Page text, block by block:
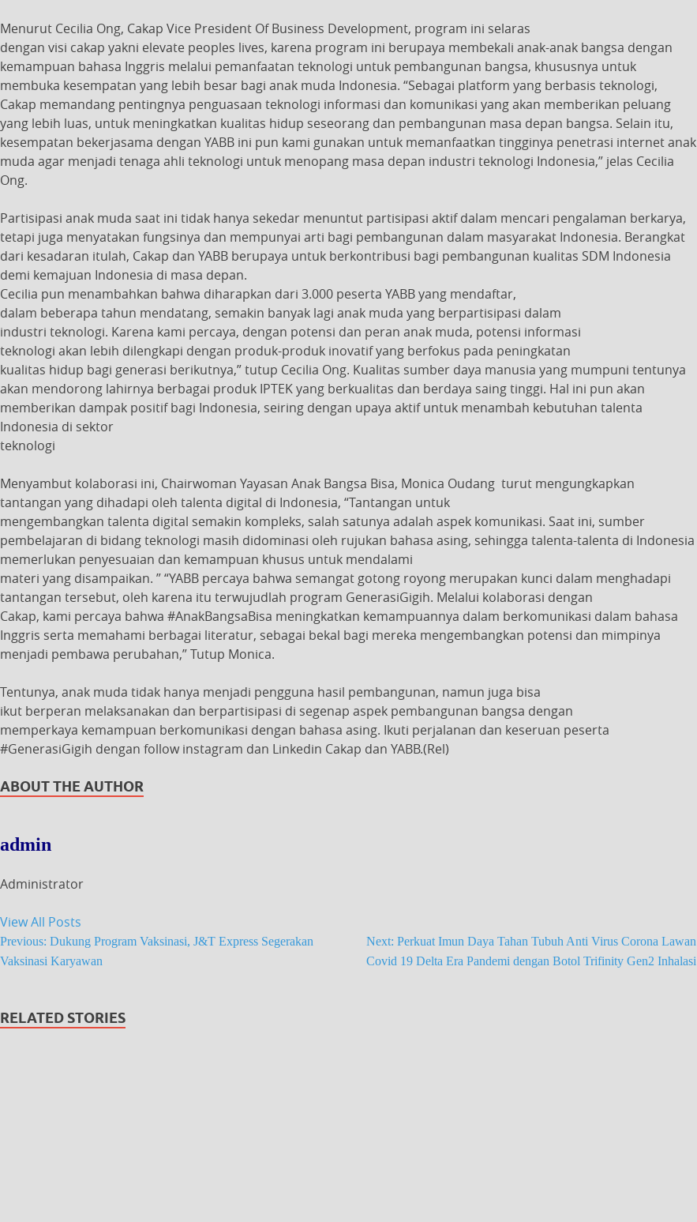
Menurut Cecilia Ong, Cakap Vice President Of Business Development, program ini selaras
dengan visi cakap yakni elevate peoples lives, karena program ini berupaya membekali anak-anak bangsa dengan
kemampuan bahasa Inggris melalui pemanfaatan teknologi untuk pembangunan bangsa, khususnya untuk
membuka kesempatan yang lebih besar bagi anak muda Indonesia. “Sebagai platform yang berbasis teknologi,
Cakap memandang pentingnya penguasaan teknologi informasi dan komunikasi yang akan memberikan peluang
yang lebih luas, untuk meningkatkan kualitas hidup seseorang dan pembangunan masa depan bangsa. Selain itu,
kesempatan bekerjasama dengan YABB ini pun kami gunakan untuk memanfaatkan tingginya penetrasi internet anak
muda agar menjadi tenaga ahli teknologi untuk menopang masa depan industri teknologi Indonesia,” jelas Cecilia
Ong.
Partisipasi anak muda saat ini tidak hanya sekedar menuntut partisipasi aktif dalam mencari pengalaman berkarya,
tetapi juga menyatakan fungsinya dan mempunyai arti bagi pembangunan dalam masyarakat Indonesia. Berangkat
dari kesadaran itulah, Cakap dan YABB berupaya untuk berkontribusi bagi pembangunan kualitas SDM Indonesia
demi kemajuan Indonesia di masa depan.
Cecilia pun menambahkan bahwa diharapkan dari 3.000 peserta YABB yang mendaftar,
dalam beberapa tahun mendatang, semakin banyak lagi anak muda yang berpartisipasi dalam
industri teknologi. Karena kami percaya, dengan potensi dan peran anak muda, potensi informasi
teknologi akan lebih dilengkapi dengan produk-produk inovatif yang berfokus pada peningkatan
kualitas hidup bagi generasi berikutnya,” tutup Cecilia Ong. Kualitas sumber daya manusia yang mumpuni tentunya
akan mendorong lahirnya berbagai produk IPTEK yang berkualitas dan berdaya saing tinggi. Hal ini pun akan
memberikan dampak positif bagi Indonesia, seiring dengan upaya aktif untuk menambah kebutuhan talenta
Indonesia di sektor
teknologi
Menyambut kolaborasi ini, Chairwoman Yayasan Anak Bangsa Bisa, Monica Oudang turut mengungkapkan
tantangan yang dihadapi oleh talenta digital di Indonesia, “Tantangan untuk
mengembangkan talenta digital semakin kompleks, salah satunya adalah aspek komunikasi. Saat ini, sumber
pembelajaran di bidang teknologi masih didominasi oleh rujukan bahasa asing, sehingga talenta-talenta di Indonesia
memerlukan penyesuaian dan kemampuan khusus untuk mendalami
materi yang disampaikan. ” “YABB percaya bahwa semangat gotong royong merupakan kunci dalam menghadapi
tantangan tersebut, oleh karena itu terwujudlah program GenerasiGigih. Melalui kolaborasi dengan
Cakap, kami percaya bahwa #AnakBangsaBisa meningkatkan kemampuannya dalam berkomunikasi dalam bahasa
Inggris serta memahami berbagai literatur, sebagai bekal bagi mereka mengembangkan potensi dan mimpinya
menjadi pembawa perubahan,” Tutup Monica.
Tentunya, anak muda tidak hanya menjadi pengguna hasil pembangunan, namun juga bisa
ikut berperan melaksanakan dan berpartisipasi di segenap aspek pembangunan bangsa dengan
memperkaya kemampuan berkomunikasi dengan bahasa asing. Ikuti perjalanan dan keseruan peserta
#GenerasiGigih dengan follow instagram dan Linkedin Cakap dan YABB.(Rel)
ABOUT THE AUTHOR
admin
Administrator
View All Posts
Previous: Dukung Program Vaksinasi, J&T Express Segerakan
Vaksinasi Karyawan
Next: Perkuat Imun Daya Tahan Tubuh Anti Virus Corona Lawan
Covid 19 Delta Era Pandemi dengan Botol Trifinity Gen2 Inhalasi
RELATED STORIES